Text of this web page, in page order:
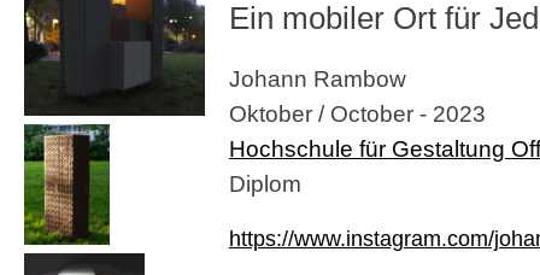
Ein mobiler Ort für
Johann Rambow
Oktober / October - 2023
Hochschule für Gestaltung
Diplom
https://www.instagram.com/